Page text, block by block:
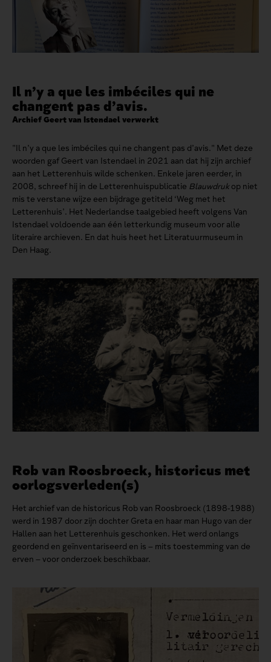
Il n’y a que les imbéciles qui ne
changent pas d’avis.
Archief Geert van Istendael verwerkt
"Il n’y a que les imbéciles qui ne changent pas d’avis." Met deze
woorden gaf Geert van Istendael in 2021 aan dat hij zijn archief
aan het Letterenhuis wilde schenken. Enkele jaren eerder, in
2008, schreef hij in de Letterenhuispublicatie Blauwdruk op niet
mis te verstane wijze een bijdrage getiteld ‘Weg met het
Letterenhuis’. Het Nederlandse taalgebied heeft volgens Van
Istendael voldoende aan één letterkundig museum voor alle
literaire archieven. En dat huis heet het Literatuurmuseum in
Den Haag.
Rob van Roosbroeck, historicus met
oorlogsverleden(s)
Het archief van de historicus Rob van Roosbroeck (1898-1988)
werd in 1987 door zijn dochter Greta en haar man Hugo van der
Hallen aan het Letterenhuis geschonken. Het werd onlangs
geordend en geïnventariseerd en is – mits toestemming van de
erven – voor onderzoek beschikbaar.